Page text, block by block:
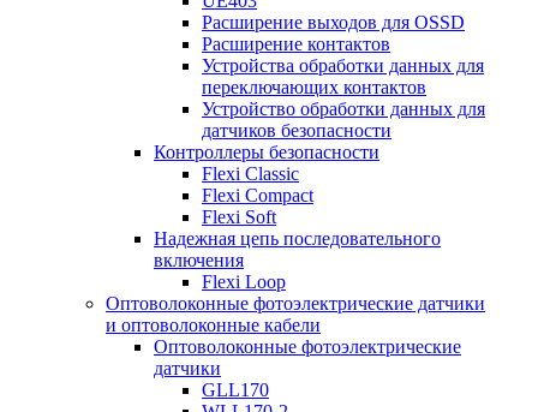
Расширение выходов для OSSD
Расширение контактов
Устройства обработки данных для
переключающих контактов
Устройство обработки данных для
датчиков безопасности
Контроллеры безопасности
Flexi Classic
Flexi Compact
Flexi Soft
Надежная цепь последовательного
включения
Flexi Loop
Оптоволоконные фотоэлектрические датчики
и оптоволоконные кабели
Оптоволоконные фотоэлектрические
датчики
GLL170